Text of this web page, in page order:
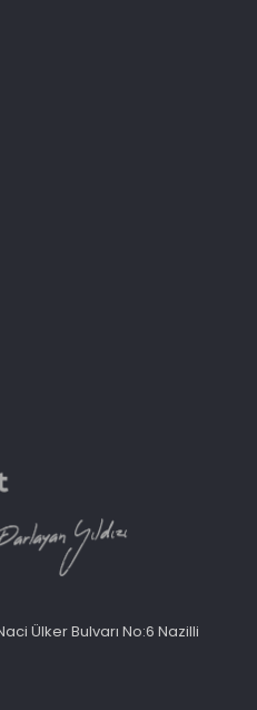
Ülker Bulvarı No:6 Nazilli